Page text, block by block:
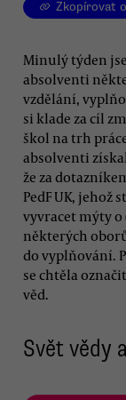
Zkopírovat
Minulý týden
absolventi
vzdělání,
si klade za cíl
škol na trh
absolventi
že za
PedF UK,
vyvracet mýty
některých
do vyplňování.
se chtěla
věd.
Svět vědy